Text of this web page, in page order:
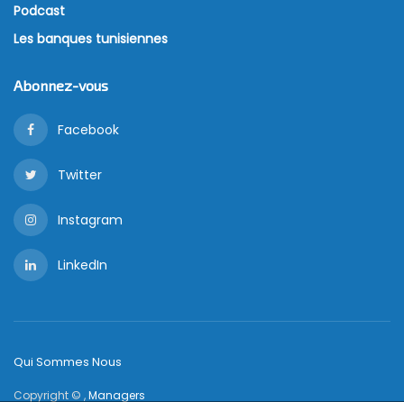
Podcast
Les banques tunisiennes
Abonnez-vous
Facebook
Twitter
Instagram
LinkedIn
Qui Sommes Nous
Copyright © ,Managers